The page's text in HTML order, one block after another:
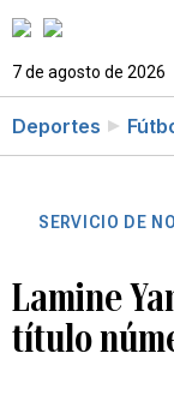
7 de agosto de 2026
Deportes
SERVICIO DE
Lamine
título